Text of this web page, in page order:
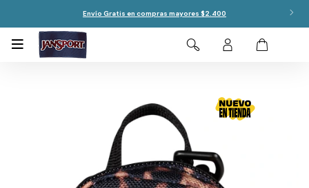
Envío Gratis en compras mayores $2.400
